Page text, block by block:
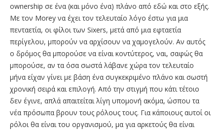
ownership σε ένα (και μόνο ένα) πλάνο από εδώ και στο εξής.
Mε τον Morey να έχει τον τελευταίο λόγο έστω για μια
πενταετία, οι φίλοι των Sixers, μετά από μια εφταετία
περίγελου, μπορούν να αρχίσουν να χαμογελούν. Αν αυτός
ο δρόμος θα μπορούσε να είναι κοντύτερος, ναι, σαφώς θα
μπορούσε, αν τα όσα σωστά λάβανε χώρα τον τελευταίο
μήνα είχαν γίνει με βάση ένα συγκεκριμένο πλάνο και σωστή
χρονική σειρά και επιλογή. Από την στιγμή που κάτι τέτοιο
δεν έγινε, απλά απαιτείται λίγη υπομονή ακόμα, ώσπου τα
νέα πρόσωπα βρουν τους ρόλους τους. Για κάποιους αυτοί οι
ρόλοι θα είναι του οργανισμού, μα για αρκετούς θα είναι